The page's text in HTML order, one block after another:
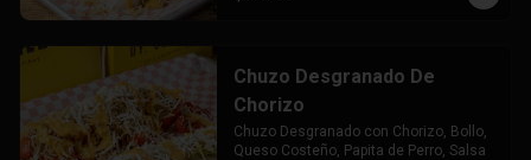
Chuzo Desgranado De
Chorizo
Chuzo Desgranado con Chorizo, Bollo,
Queso Costeño, Papita de Perro, Salsa